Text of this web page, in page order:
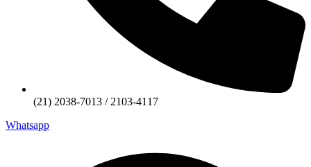
(21) 2038-7013 / 2103-4117
Whatsapp